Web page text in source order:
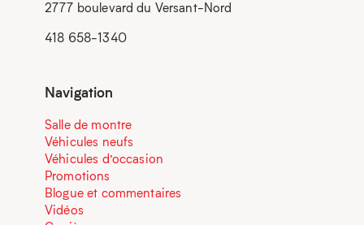
2777 boulevard du Versant-Nord
418 658-1340
Navigation
Salle de montre
Véhicules neufs
Véhicules d’occasion
Promotions
Blogue et commentaires
Vidéos